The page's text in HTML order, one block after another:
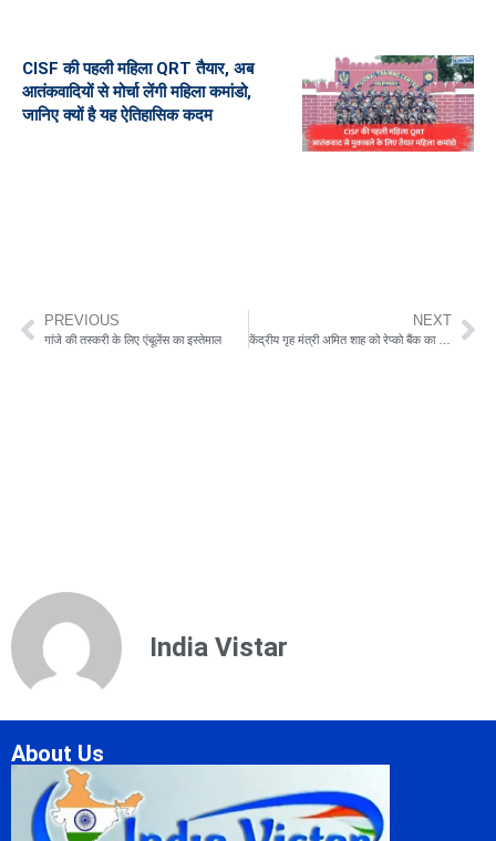
CISF की पहली महिला QRT तैयार, अब
आतंकवादियों से मोर्चा लेंगी महिला कमांडो,
जानिए क्यों है यह ऐतिहासिक कदम
PREVIOUS
गांजे की तस्करी के लिए एंबूलेंस का इस्तेमाल
NEXT
India Vistar
About Us